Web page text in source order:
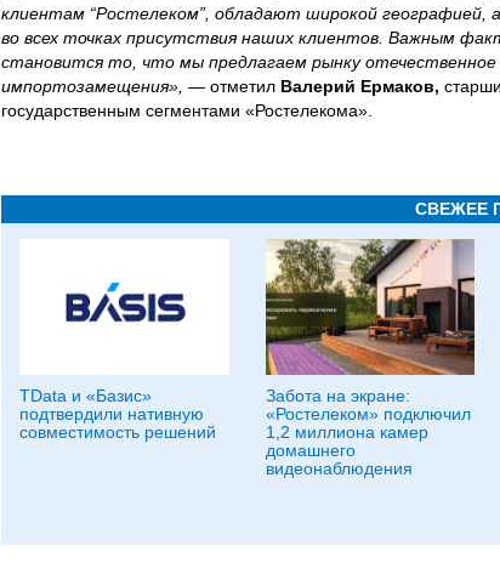
клиентам “Ростелеком”, обладают широкой географией,
во всех точках присутствия наших клиентов. Важным
становится то, что мы предлагаем рынку
импортозамещения», — отметил Валерий Ермаков,
государственным сегментами «Ростелекома».
СВЕЖЕЕ
TData и «Базис»
подтвердили нативную
совместимость решений
Забота на экране:
«Ростелеком» подключил
1,2 миллиона камер
домашнего
видеонаблюдения